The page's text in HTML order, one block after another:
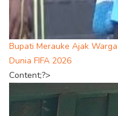
Bupati Merauke Ajak
Dunia FIFA 2026
Content;?>